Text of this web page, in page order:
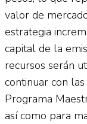
valor de
estrategia
capital de la
recursos serán
continuar con
Programa
así como para